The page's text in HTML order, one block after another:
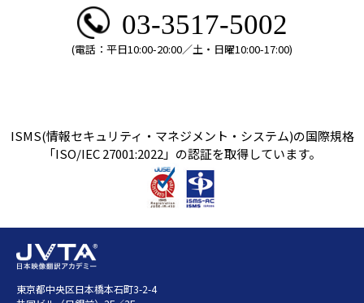
03-3517-5002
(電話：平日10:00-20:00／土・日曜10:00-17:00)
ISMS(情報セキュリティ・マネジメント・システム)の国際規格
「ISO/IEC 27001:2022」の認証を取得しています。
東京都中央区日本橋本石町3-2-4